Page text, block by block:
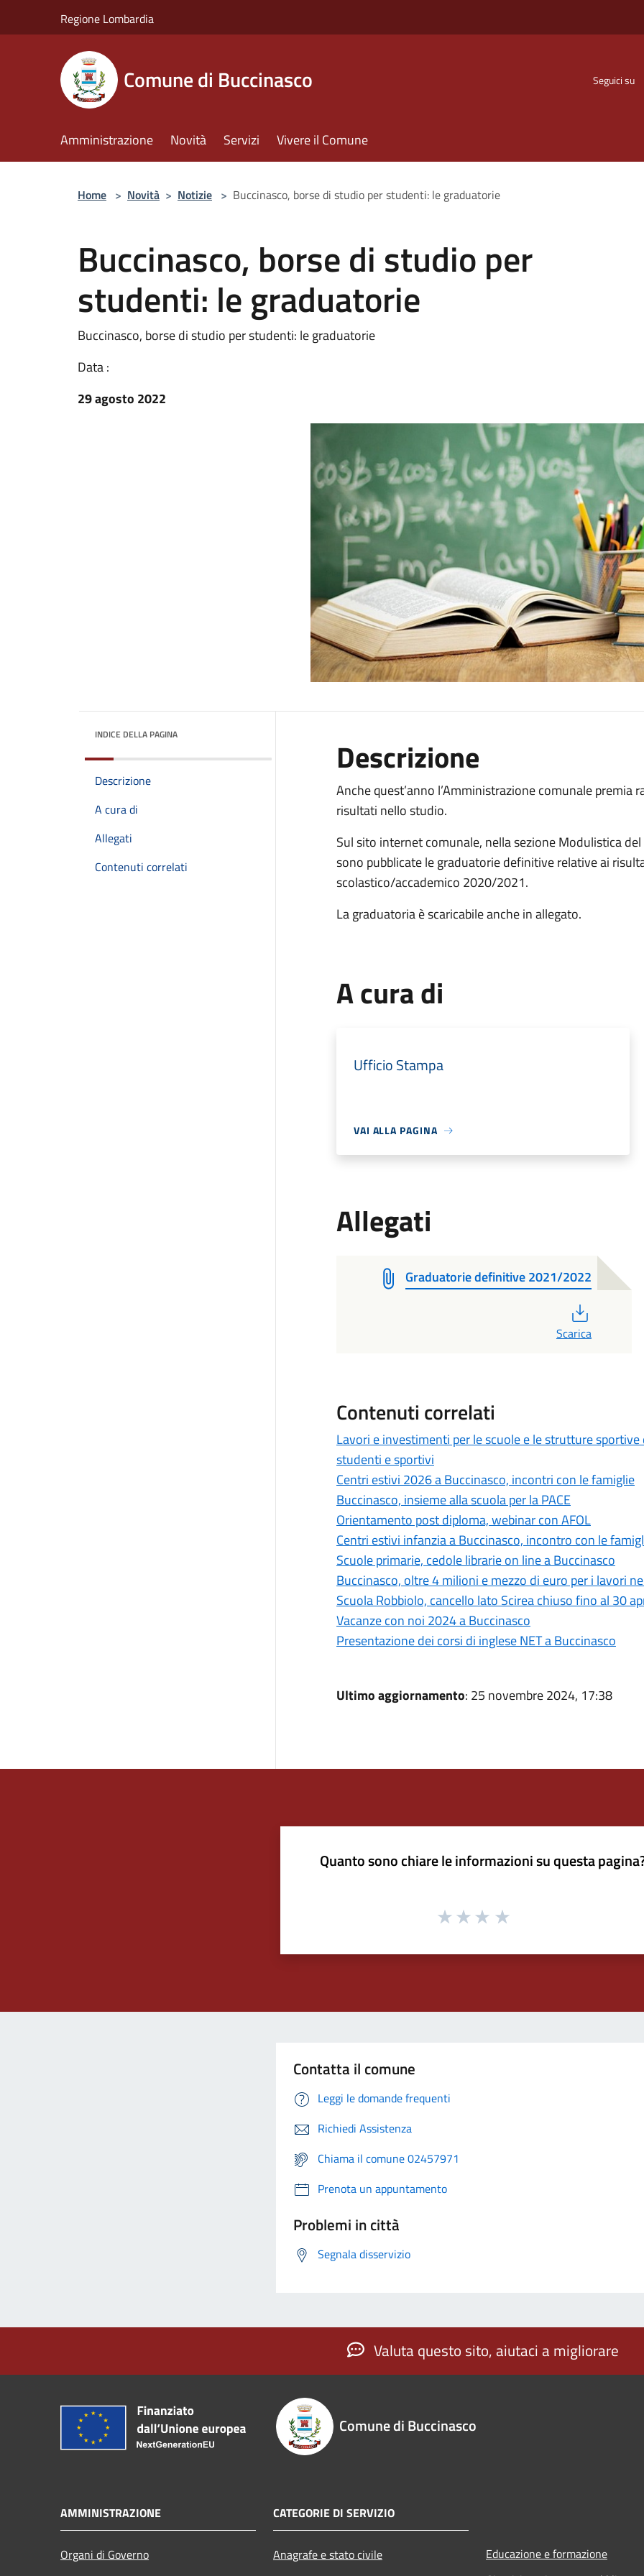
Regione Lombardia
Comune di Buccinasco Seguici su
Amministrazione Novità Servizi Vivere il Comune
Home > Novità > Notizie > Buccinasco, borse di studio per studenti: le graduatorie
Buccinasco, borse di studio per
studenti: le graduatorie
Buccinasco, borse di studio per studenti: le graduatorie
Data :
29 agosto 2022
INDICE DELLA PAGINA
Descrizione
A cura di
Allegati
Contenuti correlati
Descrizione
Anche quest’anno l’Amministrazione comunale
risultati nello studio.
Sul sito internet comunale, nella sezione Modulistica
sono pubblicate le graduatorie definitive relative ai
scolastico/accademico 2020/2021.
La graduatoria è scaricabile anche in allegato.
A cura di
Ufficio Stampa
VAI ALLA PAGINA
Allegati
Graduatorie definitive 2021/2022
Scarica
Contenuti correlati
Lavori e investimenti per le scuole e le strutture
studenti e sportivi
Centri estivi 2026 a Buccinasco, incontri con le famiglie
Buccinasco, insieme alla scuola per la PACE
Orientamento post diploma, webinar con AFOL
Centri estivi infanzia a Buccinasco, incontro con le
Scuole primarie, cedole librarie on line a Buccinasco
Buccinasco, oltre 4 milioni e mezzo di euro per i lavori
Scuola Robbiolo, cancello lato Scirea chiuso fino al 30
Vacanze con noi 2024 a Buccinasco
Presentazione dei corsi di inglese NET a Buccinasco
Ultimo aggiornamento: 25 novembre 2024, 17:38
Quanto sono chiare le informazioni su questa
Contatta il comune
Leggi le domande frequenti
Richiedi Assistenza
Chiama il comune 02457971
Prenota un appuntamento
Problemi in città
Segnala disservizio
Valuta questo sito, aiutaci a migliorare
Comune di Buccinasco
AMMINISTRAZIONE
Organi di Governo
CATEGORIE DI SERVIZIO
Anagrafe e stato civile
Educazione e formazione